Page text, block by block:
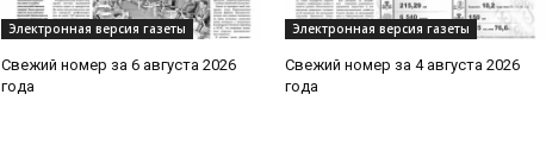
Электронная версия газеты
Свежий номер за 6 августа 2026
года
Электронная версия газеты
Свежий номер за 4 августа 2026
года